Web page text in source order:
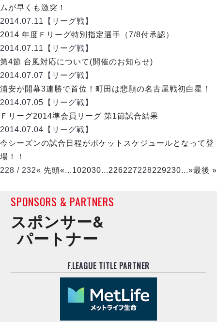
Y．S．C．C．横浜
ヴィンセドール白山
アグレミーナ浜松
デウソン神戸
ポルセイド浜田
ミラクルスマイル新居浜
ムが早くも激突！
2014.07.11
【リーグ戦】
2014 年度Ｆリーグ特別指定選手（7/8付承認）
2014.07.11
【リーグ戦】
第4節 台風対応について(開催のお知らせ)
2014.07.07
【リーグ戦】
浦安が開幕3連勝で首位！町田は悲願の名古屋戦初白星！
2014.07.05 【リーグ戦】
Ｆリーグ2014準会員リーグ 第1節試合結果
2014.07.04 【リーグ戦】
今シーズンの試合日程がポケットスケジュールとなって登
場！！
228 / 232« 先頭«...102030...226227228229230...»最後 »
SPONSORS & PARTNERS
スポンサー&
パートナー
F.LEAGUE TITLE PARTNER